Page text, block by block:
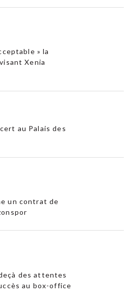
» la
Xenia
au Palais des
un contrat de
des attentes
au box-office